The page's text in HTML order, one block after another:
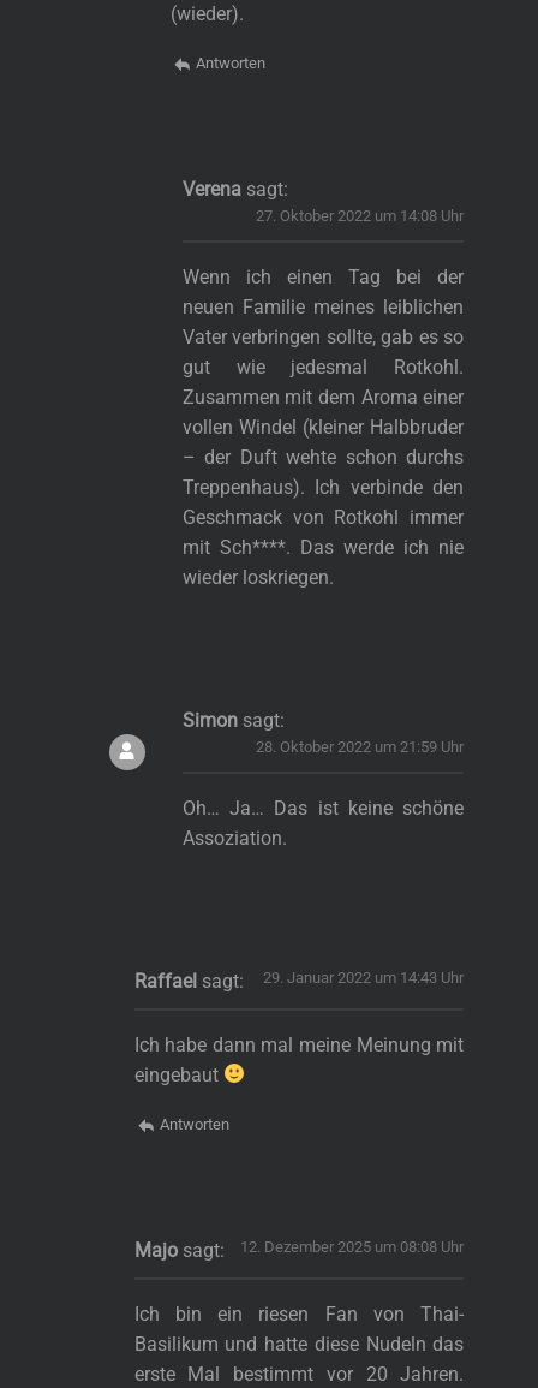
(wieder).
Antworten
Verena sagt:
27. Oktober 2022 um 14:08 Uhr
Wenn ich einen Tag bei der
neuen Familie meines leiblichen
Vater verbringen sollte, gab es so
gut wie jedesmal Rotkohl.
Zusammen mit dem Aroma einer
vollen Windel (kleiner Halbbruder
– der Duft wehte schon durchs
Treppenhaus). Ich verbinde den
Geschmack von Rotkohl immer
mit Sch****. Das werde ich nie
wieder loskriegen.
Simon sagt:
28. Oktober 2022 um 21:59 Uhr
Oh… Ja… Das ist keine schöne
Assoziation.
Raffael sagt: 29. Januar 2022 um 14:43 Uhr
Ich habe dann mal meine Meinung mit
eingebaut
Antworten
Majo sagt: 12. Dezember 2025 um 08:08 Uhr
Ich bin ein riesen Fan von Thai-
Basilikum und hatte diese Nudeln das
erste Mal bestimmt vor 20 Jahren.